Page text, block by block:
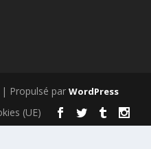
Propulsé par WordPress
(UE)